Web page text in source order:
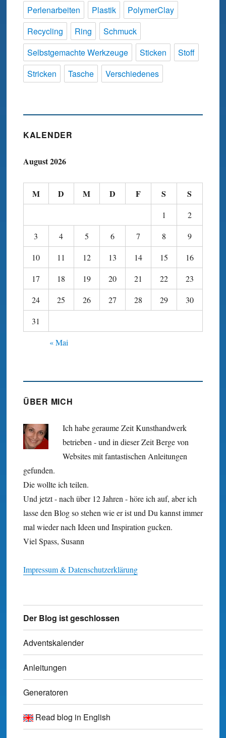
Perlenarbeiten
Plastik
PolymerClay
Recycling
Ring
Schmuck
Selbstgemachte Werkzeuge
Sticken
Stoff
Stricken
Tasche Verschiedenes
KALENDER
August 2026
M D M D F S S
1
2
3
4 5 6 7 8
9
10
11 12 13 14 15
16
17
18 19 20 21 22
23
24
25 26 27 28 29
30
31
« Mai
ÜBER MICH
Ich habe geraume Zeit Kunst­hand­werk
betrieben - und in dieser Zeit Berge von
Websites mit fan­tastischen Anleitungen
gefunden.
Die wollte ich teilen.
Und jetzt - nach über 12 Jahren - höre ich auf, aber ich
lasse den Blog so stehen wie er ist und Du kannst immer
mal wieder nach Ideen und Inspiration gucken.
Viel Spass, Susann
Impressum & Datenschutzerklärung
Der Blog ist geschlossen
Adventskalender
Anleitungen
Generatoren
Read blog in English